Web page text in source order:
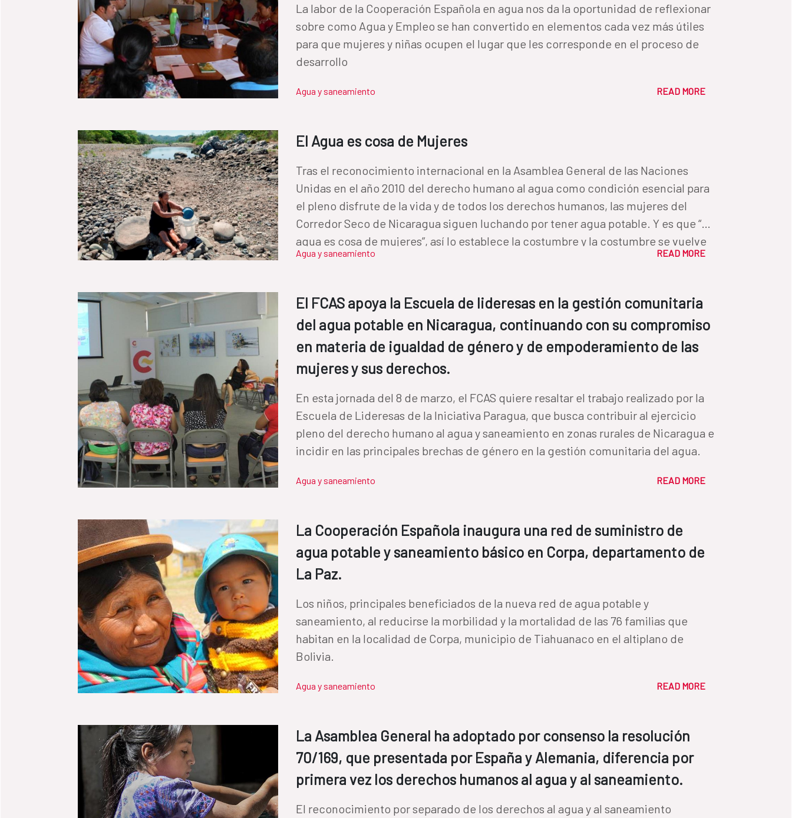
La labor de la Cooperación Española en agua nos da la oportunidad de reflexionar
sobre como Agua y Empleo se han convertido en elementos cada vez más útiles
para que mujeres y niñas ocupen el lugar que les corresponde en el proceso de
desarrollo
Agua y saneamiento READ MORE
El Agua es cosa de Mujeres
Tras el reconocimiento internacional en la Asamblea General de las Naciones
Unidas en el año 2010 del derecho humano al agua como condición esencial para
el pleno disfrute de la vida y de todos los derechos humanos, las mujeres del
Corredor Seco de Nicaragua siguen luchando por tener agua potable. Y es que “el
agua es cosa de mujeres”, así lo establece la costumbre y la costumbre se vuelve
ley. Con Iniciativa PARAGUA viajamos por los departamentos de Chinandega y
manifiestan en el acceso, uso y control del agua, cómo esto incide en sus vidas y
cómo, con su lucha, van abriendo las puertas al cambio.
Agua y saneamiento READ MORE
El FCAS apoya la Escuela de lideresas en la gestión comunitaria
del agua potable en Nicaragua, continuando con su compromiso
en materia de igualdad de género y de empoderamiento de las
mujeres y sus derechos.
En esta jornada del 8 de marzo, el FCAS quiere resaltar el trabajo realizado por la
Escuela de Lideresas de la Iniciativa Paragua, que busca contribuir al ejercicio
pleno del derecho humano al agua y saneamiento en zonas rurales de Nicaragua e
incidir en las principales brechas de género en la gestión comunitaria del agua.
Agua y saneamiento READ MORE
La Cooperación Española inaugura una red de suministro de
agua potable y saneamiento básico en Corpa, departamento de
La Paz.
Los niños, principales beneficiados de la nueva red de agua potable y
saneamiento, al reducirse la morbilidad y la mortalidad de las 76 familias que
habitan en la localidad de Corpa, municipio de Tiahuanaco en el altiplano de
Bolivia.
Agua y saneamiento READ MORE
La Asamblea General ha adoptado por consenso la resolución
70/169, que presentada por España y Alemania, diferencia por
primera vez los derechos humanos al agua y al saneamiento.
El reconocimiento por separado de los derechos al agua y al saneamiento